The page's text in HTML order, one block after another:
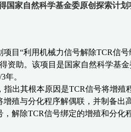
国家自然科学基金委原创探索计划
项目 “利用机械力信号解除TCR信号
资助。该项目是国家自然科学基金
/3年。
指出其根本原因是TCR信号将增殖
殖与分化程序解偶联，并制备出
，解除TCR信号绑定的增殖和分化